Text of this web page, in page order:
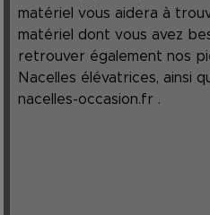
matériel vous aidera à
matériel dont vous avez
retrouver également nos
Nacelles élévatrices, ainsi
nacelles-occasion.fr .